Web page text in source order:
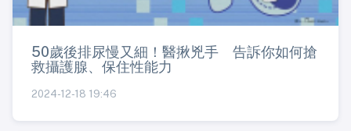
50歲後排尿慢又細！醫揪兇手 告訴你如何搶
救攝護腺、保住性能力
2024-12-18 19:46